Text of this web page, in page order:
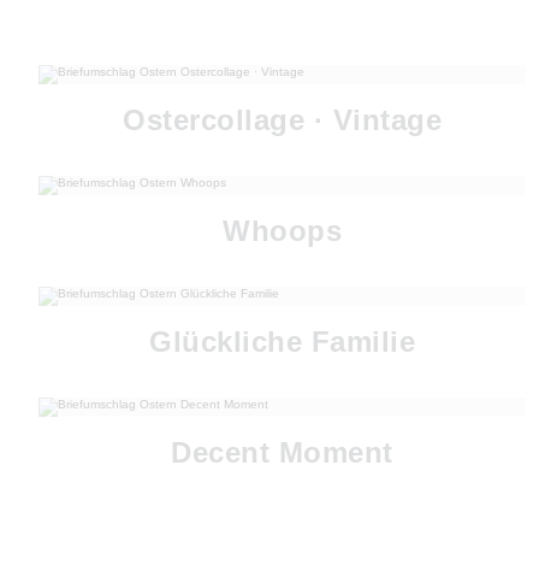
Ostercollage · Vintage
Whoops
Glückliche Familie
Decent Moment